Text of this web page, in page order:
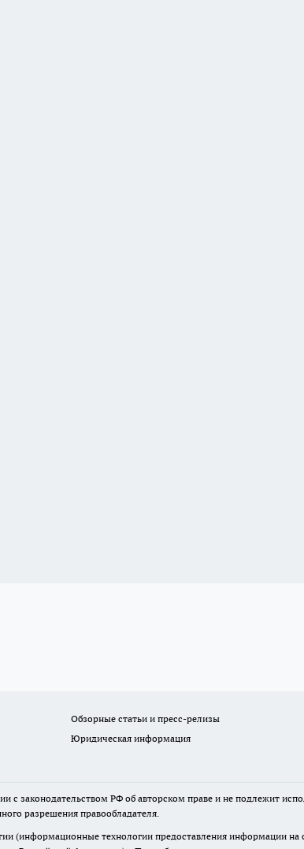
Обзорные статьи и пресс-релизы
Юридическая информация
с законодательством РФ об авторском праве и не подлежит
разрешения правообладателя.
(информационные технологии предоставления информации на